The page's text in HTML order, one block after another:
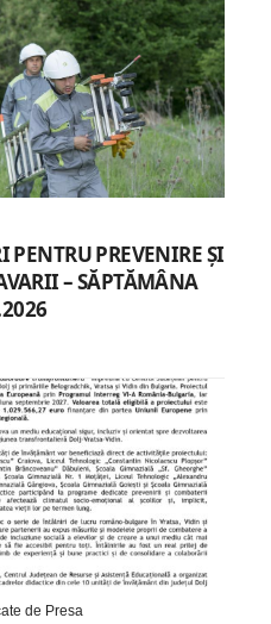
PENTRU PREVENIRE ȘI
– SĂPTĂMÂNA
de Presa